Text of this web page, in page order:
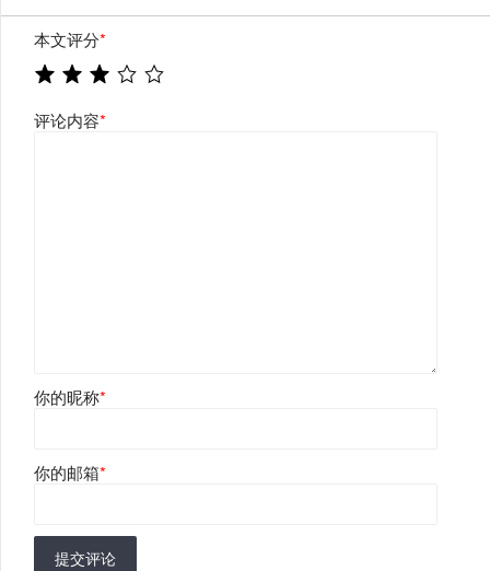
本文评分*
评论内容*
你的昵称*
你的邮箱*
提交评论